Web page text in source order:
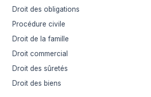
Droit des obligations
Procédure civile
Droit de la famille
Droit commercial
Droit des sûretés
Droit des biens